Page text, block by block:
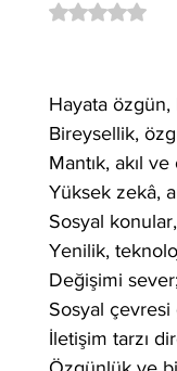
5 üzerinden
Hayata özgün,
Bireysellik,
Mantık, akıl
Yüksek zekâ,
Sosyal
Yenilik,
Değişimi
Sosyal çevresi
İletişim tarzı